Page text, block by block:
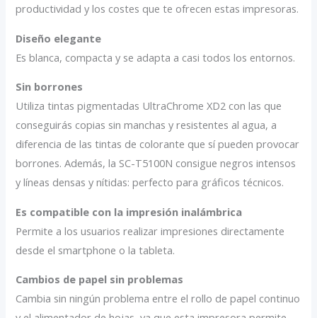
productividad y los costes que te ofrecen estas impresoras.
Diseño elegante
Es blanca, compacta y se adapta a casi todos los entornos.
Sin borrones
Utiliza tintas pigmentadas UltraChrome XD2 con las que
conseguirás copias sin manchas y resistentes al agua, a
diferencia de las tintas de colorante que sí pueden provocar
borrones. Además, la SC-T5100N consigue negros intensos
y líneas densas y nítidas: perfecto para gráficos técnicos.
Es compatible con la impresión inalámbrica
Permite a los usuarios realizar impresiones directamente
desde el smartphone o la tableta.
Cambios de papel sin problemas
Cambia sin ningún problema entre el rollo de papel continuo